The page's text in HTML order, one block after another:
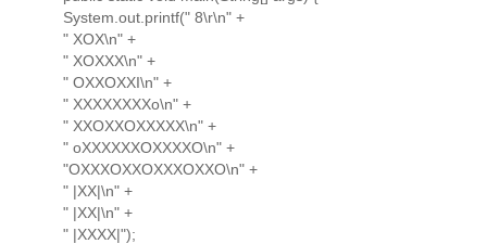
System.out.printf(" 8\r\n" +
" XOX\n" +
" XOXXX\n" +
" OXXOXXI\n" +
" XXXXXXXXo\n" +
" XXOXXOXXXXX\n" +
" oXXXXXXOXXXXO\n" +
"OXXXOXXOXXXOXXO\n" +
" |XX|\n" +
" |XX|\n" +
" |XXXX|");